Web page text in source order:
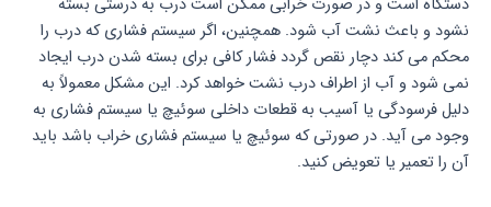
دستگاه است و در صورت خرابی ممکن است درب به درستی بسته
نشود و باعث نشت آب شود. همچنین، اگر سیستم فشاری که درب را
محکم می‌ کند دچار نقص گردد فشار کافی برای بسته شدن درب ایجاد
نمی‌ شود و آب از اطراف درب نشت خواهد کرد. این مشکل معمولاً به
دلیل فرسودگی یا آسیب به قطعات داخلی سوئیچ یا سیستم فشاری به
وجود می‌ آید. در صورتی که سوئیچ یا سیستم فشاری خراب باشد باید
آن را تعمیر یا تعویض کنید.